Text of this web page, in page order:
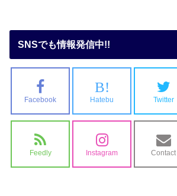
SNSでも情報発信中!!
Facebook
B!
Hatebu Twitter
Feedly Instagram Contact